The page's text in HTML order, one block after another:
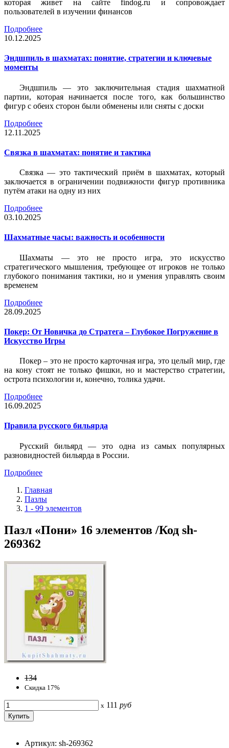
которая живет на сайте findog.ru и сопровождает
пользователей в изучении финансов
Подробнее
10.12.2025
Эндшпиль в шахматах: понятие, стратегии и ключевые
моменты
Эндшпиль — это заключительная стадия шахматной
партии, которая начинается после того, как большинство
фигур с обеих сторон были обменены или сняты с доски
Подробнее
12.11.2025
Связка в шахматах: понятие и тактика
Связка — это тактический приём в шахматах, который
заключается в ограничении подвижности фигур противника
путём атаки на одну из них
Подробнее
03.10.2025
Шахматные часы: важность и особенности
Шахматы — это не просто игра, это искусство
стратегического мышления, требующее от игроков не только
глубокого понимания тактики, но и умения управлять своим
временем
Подробнее
28.09.2025
Покер: От Новичка до Стратега – Глубокое Погружение в
Искусство Игры
Покер – это не просто карточная игра, это целый мир, где
на кону стоят не только фишки, но и мастерство стратегии,
острота психологии и, конечно, толика удачи.
Подробнее
16.09.2025
Правила русского бильярда
Русский бильярд — это одна из самых популярных
разновидностей бильярда в России.
Подробнее
Главная
Пазлы
1 - 99 элементов
Пазл «Пони» 16 элементов /Код sh-
269362
134
Скидка 17%
x 111 руб
Артикул: sh-269362